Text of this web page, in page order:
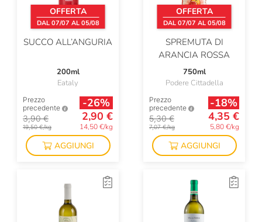
OFFERTA
DAL 07/07 AL 05/08
SUCCO ALL’ANGURIA
200ml
Eataly
Prezzo
precedente
3,90 €
19,50 €/kg
-26%
2,90 €
14,50 €/kg
AGGIUNGI
OFFERTA
DAL 07/07 AL 05/08
SPREMUTA DI
ARANCIA ROSSA
750ml
Podere Cittadella
Prezzo
precedente
5,30 €
7,07 €/kg
-18%
4,35 €
5,80 €/kg
AGGIUNGI